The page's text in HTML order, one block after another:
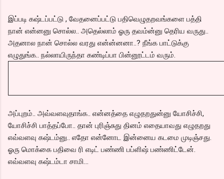
இப்படி கஷ்டப்பட்டு , வேதனைப்பட்டு பதிவெழுதறவங்களை பத்தி
நான் என்னனு சொல்ல.. அதெல்லாம் ஓரு தவம்ன்னு தெரிய வருது..
அதனால நான் சொல்ல வரது என்ன்னனா..? நீங்க பாட்டுக்கு
எழுதுங்க.. நல்லாயிருந்தா கண்டிப்பா பின்னூட்டம் வரும்.
அப்புறம்.. அவ்வளவுதாங்க.. என்னத்தை எழுதறதுன்னு யோசிச்சி,
யோசிச்சி பாத்தப்போ.. தான் புரிஞ்சுது தினம் எதையாவது எழுதறது
எவ்வளவு கஷ்டம்னு.. எதோ என்னோட இன்னைய கடமை முடிஞ்சது.
ஓரு மொக்கை பதிவை ரி எடிட் பண்ணி பப்ளிஷ் பண்ணிட்டேன்.
எவ்வளவு கஷ்டம்டா சாமி...